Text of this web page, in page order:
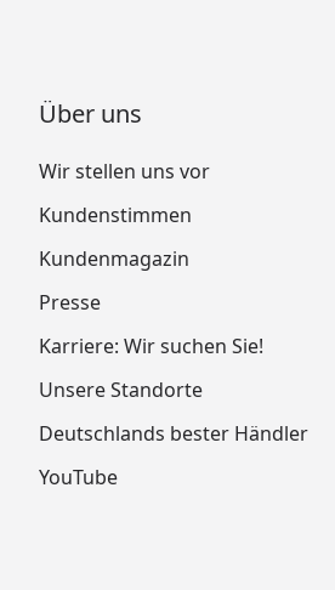
Über uns
Wir stellen uns vor
Kundenstimmen
Kundenmagazin
Presse
Karriere: Wir suchen Sie!
Unsere Standorte
Deutschlands bester Händler
YouTube